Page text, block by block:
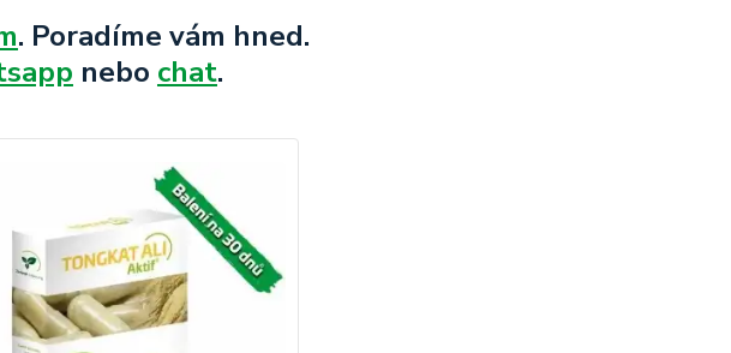
. Poradíme vám hned.
nebo chat.